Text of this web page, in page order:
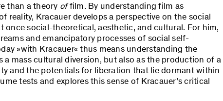
than a theory offilm. By understanding film as
reality, Kracauer develops a perspective on the social
once social-theoretical, aesthetic, and cultural. For him,
and emancipatory processes of social self-
»with Kracauer« thus means understanding the
mass cultural diversion, but also as the production of a
and the potentials for liberation that lie dormant within
tests and explores this sense of Kracauer’s critical